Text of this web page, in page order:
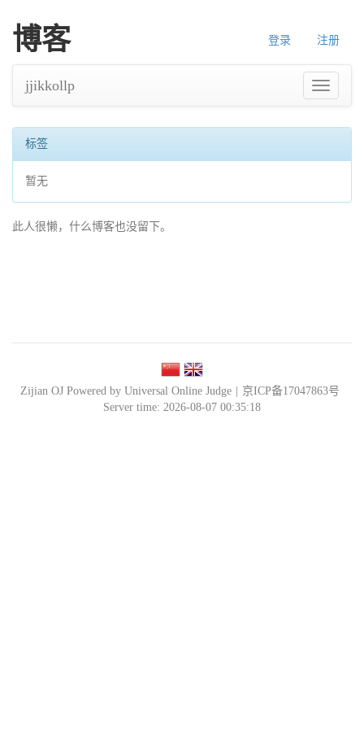
登录 注册
博客
导
航
jjikkollp
标签
暂无
此人很懒，什么博客也没留下。
Zijian OJ Powered by Universal Online Judge
京ICP备17047863号
Server time: 2026-08-07 00:35:18